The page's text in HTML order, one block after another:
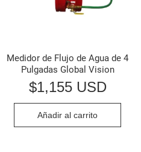
Medidor de Flujo de Agua de 4
Pulgadas Global Vision
$1,155 USD
Añadir al carrito